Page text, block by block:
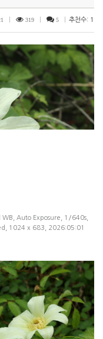
319 5 추천수: 1
Auto Exposure, 1/640s,
1024 x 683, 2026:05:01